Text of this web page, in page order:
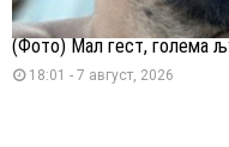
(Фото) Мал гест, голема
18:01 - 7 август, 2026